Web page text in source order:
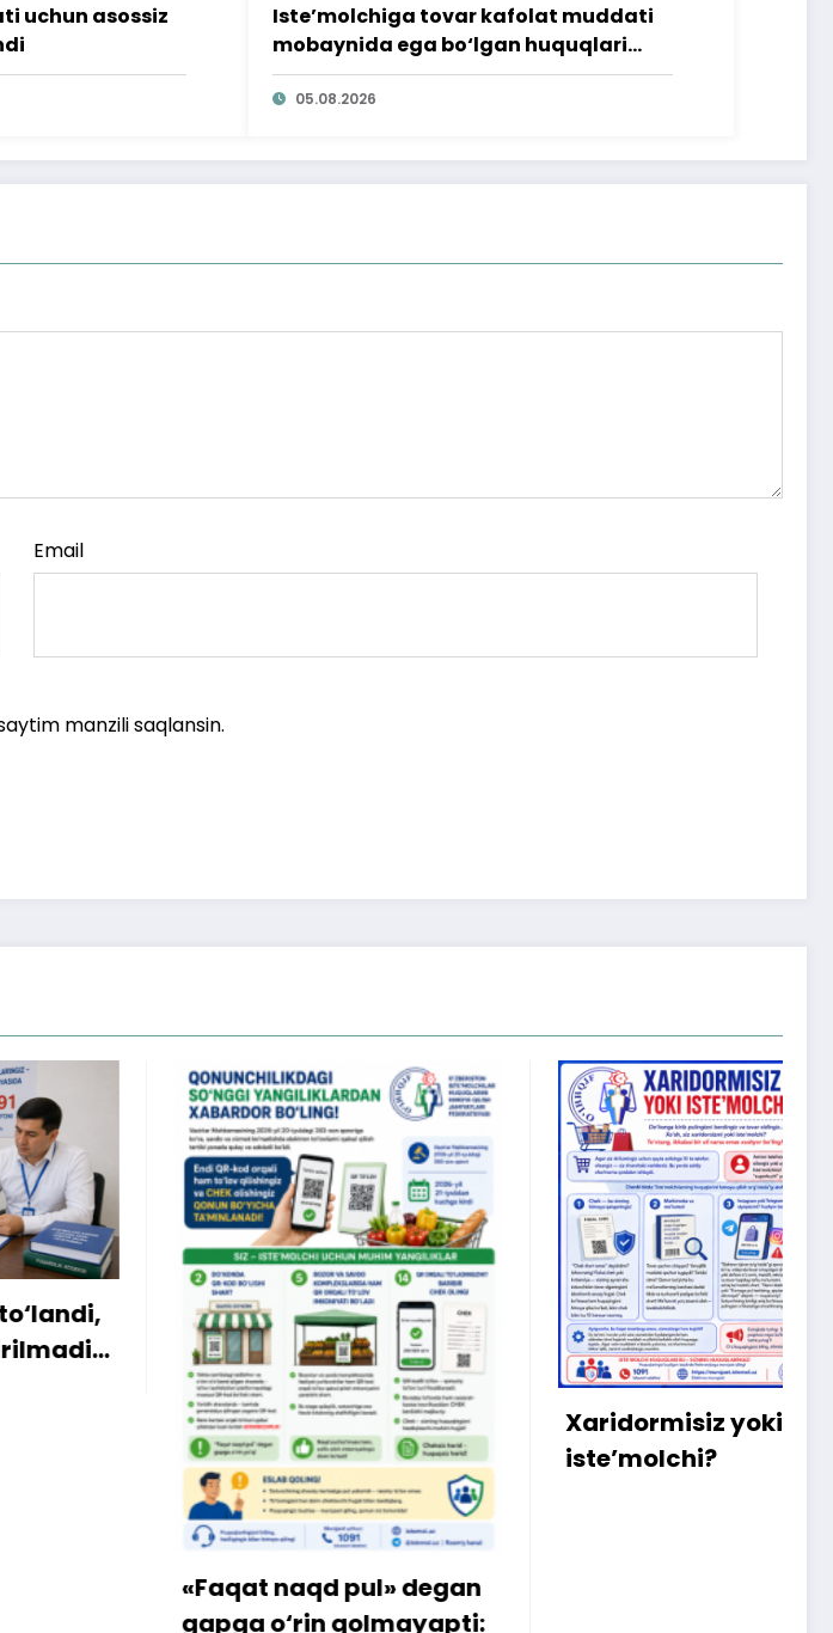
uchun asossiz
Iste’molchiga tovar kafolat muddati
mobaynida ega bo‘lgan huquqlari
ta’minlab berildi
05.08.2026
Email
manzili saqlansin.
«Faqat naqd pul» degan
gapga o‘rin qolmayapti:
Xaridormisiz yoki
iste’molchi?